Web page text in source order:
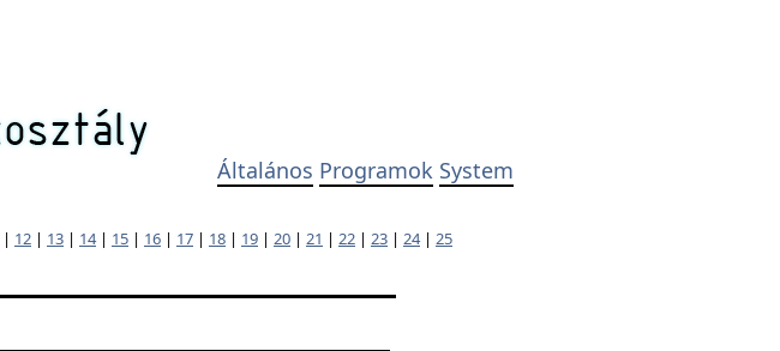
Általános Programok System
| 12 | 13 | 14| 15 | 16 | 17 | 18 | 19 | 20 | 21 | 22 | 23 | 24| 25